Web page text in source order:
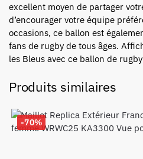
excellent moyen de partager
d’encourager votre équipe
occasions, ce ballon est
fans de rugby de tous âges.
les Bleus avec ce ballon de
Produits similaires
-70%